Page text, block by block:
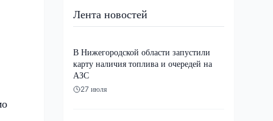
Лента новостей
В Нижегородской области запустили
карту наличия топлива и очередей на
АЗС
27 июля